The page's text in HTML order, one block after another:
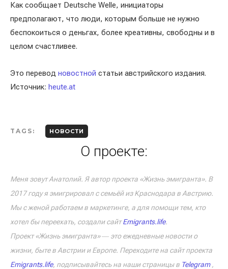
Как сообщает Deutsche Welle, инициаторы
предполагают, что люди, которым больше не нужно
беспокоиться о деньгах, более креативны, свободны и в
целом счастливее.
Это перевод новостной статьи австрийского издания.
Источник: heute.at
TAGS: НОВОСТИ
О проекте:
Меня зовут Анатолий. Я автор проекта «Жизнь эмигранта». В
2017 году я эмигрировал с семьёй из Краснодара в Австрию.
Мы с женой работаем в маркетинге, а для помощи тем, кто
хотел бы переехать, создали сайтEmigrants.life.
Проект «Жизнь эмигранта» ― это ежедневные новости о
жизни, быте в Австрии и Европе. Переходите на сайт проекта
Emigrants.life, подписывайтесь на наши страницы в Telegram,